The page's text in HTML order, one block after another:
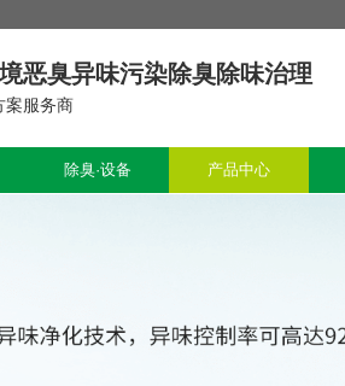
恶臭异味污染除臭除味治理
案服务商
除臭·设备 产品中心